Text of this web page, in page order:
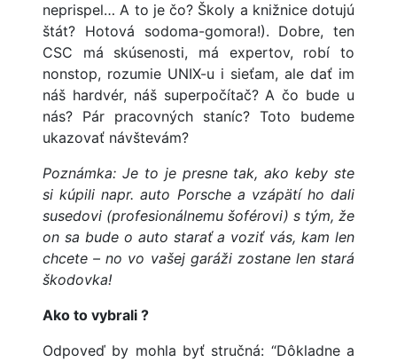
neprispel… A to je čo? Školy a knižnice dotujú
štát? Hotová sodoma-gomora!). Dobre, ten
CSC má skúsenosti, má expertov, robí to
nonstop, rozumie UNIX-u i sieťam, ale dať im
náš hardvér, náš superpočítač? A čo bude u
nás? Pár pracovných staníc? Toto budeme
ukazovať návštevám?
Poznámka: Je to je presne tak, ako keby ste
si kúpili napr. auto Porsche a vzápätí ho dali
susedovi (profesionálnemu šoférovi) s tým, že
on sa bude o auto starať a voziť vás, kam len
chcete – no vo vašej garáži zostane len stará
škodovka!
Ako to vybrali ?
Odpoveď by mohla byť stručná: “Dôkladne a